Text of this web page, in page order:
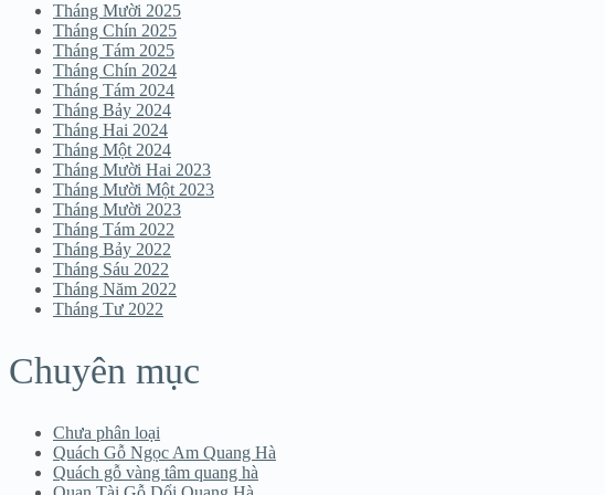
Tháng Mười 2025
Tháng Chín 2025
Tháng Tám 2025
Tháng Chín 2024
Tháng Tám 2024
Tháng Bảy 2024
Tháng Hai 2024
Tháng Một 2024
Tháng Mười Hai 2023
Tháng Mười Một 2023
Tháng Mười 2023
Tháng Tám 2022
Tháng Bảy 2022
Tháng Sáu 2022
Tháng Năm 2022
Tháng Tư 2022
Chuyên mục
Chưa phân loại
Quách Gỗ Ngọc Am Quang Hà
Quách gỗ vàng tâm quang hà